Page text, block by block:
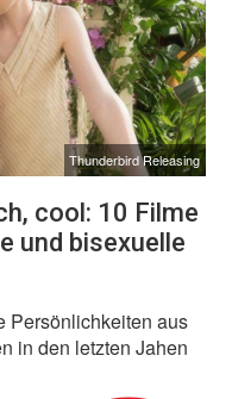
Thunderbird Releasing
cool: 10 Filme
und bisexuelle
Persönlichkeiten aus
in den letzten Jahen